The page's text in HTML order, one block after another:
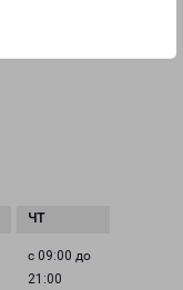
с 09:00 до
21:00